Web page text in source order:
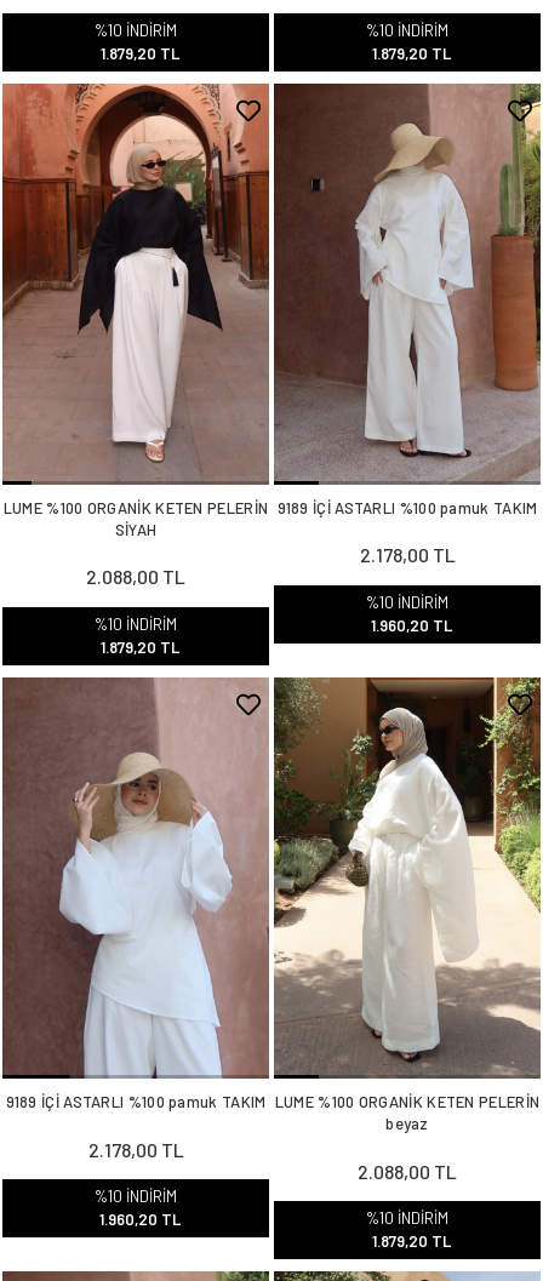
%10 İNDİRİM
1.879,20 TL
%10 İNDİRİM
1.879,20 TL
LUME %100 ORGANİK KETEN PELERİN
SİYAH
2.088,00 TL
%10 İNDİRİM
1.879,20 TL
9189 İÇİ ASTARLI %100 pamuk TAKIM
2.178,00 TL
%10 İNDİRİM
1.960,20 TL
9189 İÇİ ASTARLI %100 pamuk TAKIM
2.178,00 TL
%10 İNDİRİM
1.960,20 TL
LUME %100 ORGANİK KETEN PELERİN
beyaz
2.088,00 TL
%10 İNDİRİM
1.879,20 TL